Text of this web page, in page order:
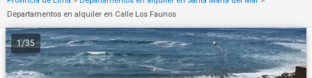
Departamentos en alquiler en Calle Los Faunos
1/35